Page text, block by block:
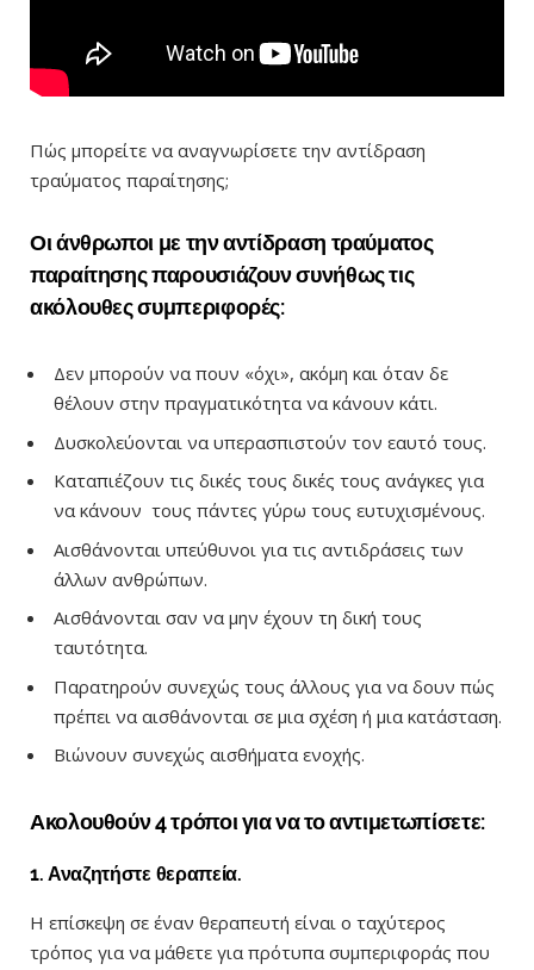
Πώς μπορείτε να αναγνωρίσετε την αντίδραση
τραύματος παραίτησης;
Οι άνθρωποι με την αντίδραση τραύματος
παραίτησης παρουσιάζουν συνήθως τις
ακόλουθες συμπεριφορές:
Δεν μπορούν να πουν «όχι», ακόμη και όταν δε
θέλουν στην πραγματικότητα να κάνουν κάτι.
Δυσκολεύονται να υπερασπιστούν τον εαυτό τους.
Καταπιέζουν τις δικές τους δικές τους ανάγκες για
να κάνουν τους πάντες γύρω τους ευτυχισμένους.
Αισθάνονται υπεύθυνοι για τις αντιδράσεις των
άλλων ανθρώπων.
Αισθάνονται σαν να μην έχουν τη δική τους
ταυτότητα.
Παρατηρούν συνεχώς τους άλλους για να δουν πώς
πρέπει να αισθάνονται σε μια σχέση ή μια κατάσταση.
Βιώνουν συνεχώς αισθήματα ενοχής.
Ακολουθούν 4 τρόποι για να το αντιμετωπίσετε:
1. Αναζητήστε θεραπεία.
Η επίσκεψη σε έναν θεραπευτή είναι ο ταχύτερος
τρόπος για να μάθετε για πρότυπα συμπεριφοράς που